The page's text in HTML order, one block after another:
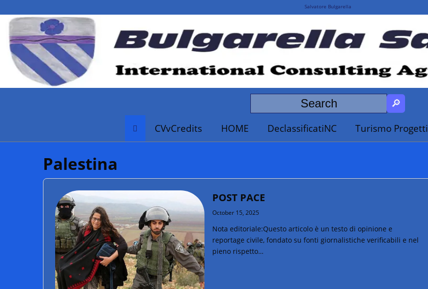
Salvatore Bulgarella
CVvCredits HOME DeclassificatiNC Turismo Progetti
Palestina
POST PACE
October 15, 2025
Nota editoriale:Questo articolo è un testo di opinione e
reportage civile, fondato su fonti giornalistiche verificabili e nel
pieno rispetto…